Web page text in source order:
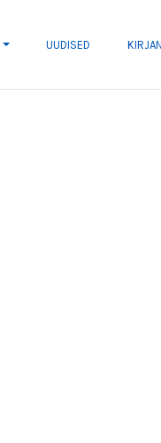
UUDISED